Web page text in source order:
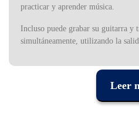
practicar y aprender música.
Incluso puede grabar su guitarra
simultáneamente, utilizando la
Especificaciones:
Amplificador personal para
12 sonidos de amplificador
Leer